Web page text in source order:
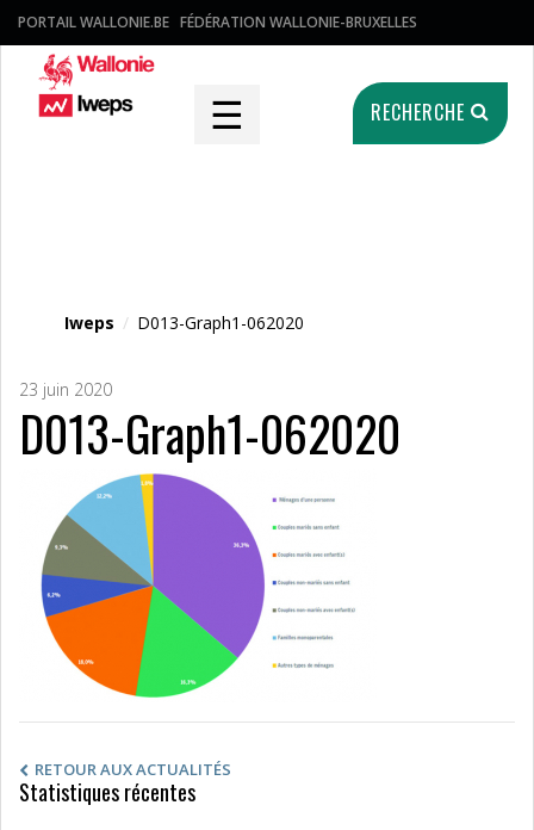
PORTAIL WALLONIE.BE FÉDÉRATION WALLONIE-BRUXELLES
☰ RECHERCHE
Iweps / D013-Graph1-062020
23 juin 2020
D013-Graph1-062020
RETOUR AUX ACTUALITÉS
Statistiques récentes